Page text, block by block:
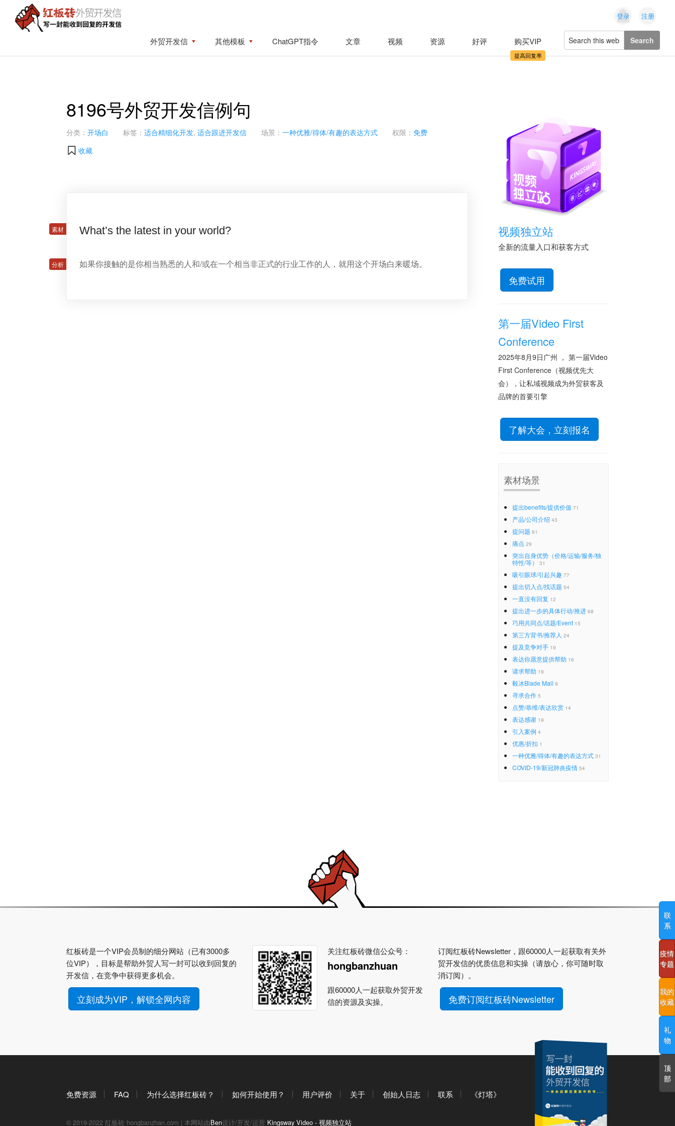
primary
content
砖
登录 注册
外贸开发信 其他模板 ChatGPT指令 文章 视频 资源 好评 购买VIP
Search
this
website
8196号外贸开发信例句
分类： 开场白 标签： 适合精细化开发, 适合跟进开发信 场景： 一种优雅/得体/有趣的表达方式 权限： 免费
收藏
What’s the latest in your world?
如果你接触的是你相当熟悉的人和/或在一个相当非正式的行业工作的人，就用这个开场白来暖场。
视频独立站
全新的流量入口和获客方式
免费试用
第一届Video First
Conference
2025年8月9日广州 ， 第一届Video
First Conference（视频优先大
会），让私域视频成为外贸获客及
品牌的首要引擎
了解大会，立刻报名
素材场景
提出benefits/提供价值 71
产品/公司介绍 43
提问题 61
痛点 29
突出自身优势（价格/运输/服务/独
特性/等）
31
吸引眼球/引起兴趣 77
提出切入点/找话题 54
一直没有回复 12
提出进一步的具体行动/推进 68
巧用共同点/话题/Event 15
第三方背书/推荐人 24
提及竞争对手 19
表达你愿意提供帮助 16
请求帮助 19
毅冰Blade Mail 9
寻求合作 5
点赞/恭维/表达欣赏 14
表达感谢 19
引入案例 4
优惠/折扣 1
一种优雅/得体/有趣的表达方式 31
COVID-19/新冠肺炎疫情 54
红板砖是一个VIP会员制的细分网站（已有3000多
位VIP），目标是帮助外贸人写一封可以收到回复的
开发信，在竞争中获得更多机会。
立刻成为VIP，解锁全网内容
关注红板砖微信公众号：
hongbanzhuan
跟60000人一起获取外贸开发
信的资源及实操。
订阅红板砖Newsletter，跟60000人一起获取有关外
贸开发信的优质信息和实操（请放心，你可随时取
消订阅）。
免费订阅红板砖Newsletter
免费资源 FAQ 为什么选择红板砖？ 如何开始使用？ 用户评价 关于 创始人日志 联系 《灯塔》
© 2019-2022 红板砖 hongbanzhan.com | 本网站由Ben设计/开发/运营 Kingsway Video - 视频独立站
联
系
疫情
专题
我的
收藏
礼
物
顶
部